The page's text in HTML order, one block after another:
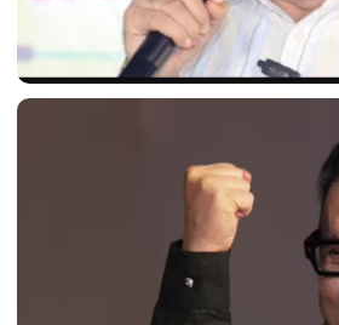
'क्या यही नया भारत है?' फ़्लाइट में एक
हनुमान बेनीवाल ने सरकार पर निशाना